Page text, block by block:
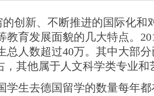
创新、不断推进的国际化和
教育发展面貌的几大特点。
总人数超过40万。其中大部
，其他属于人文科学类专业和
生去德国留学的数量每年都